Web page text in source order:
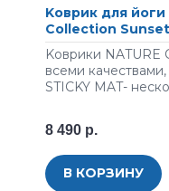
Koвpик для
Collection Sunset
Koвpики NATURE
вceми
STICKY MAT-
8 490 р.
В КОРЗИНУ